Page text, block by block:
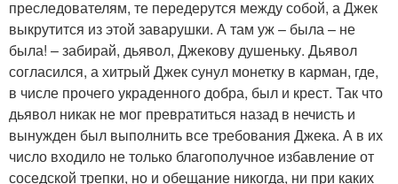
преследователям, те передерутся между собой, а Джек
выкрутится из этой заварушки. А там уж – была – не
была! – забирай, дьявол, Джекову душеньку. Дьявол
согласился, а хитрый Джек сунул монетку в карман, где,
в числе прочего украденного добра, был и крест. Так что
дьявол никак не мог превратиться назад в нечисть и
вынужден был выполнить все требования Джека. А в их
число входило не только благополучное избавление от
соседской трепки, но и обещание никогда, ни при каких